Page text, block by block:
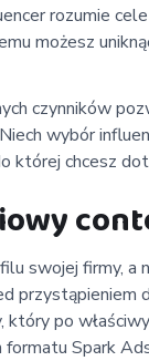
rozumie
możesz
czynników
wybór
której chcesz
swojej firmy, a
po
formatu Spark